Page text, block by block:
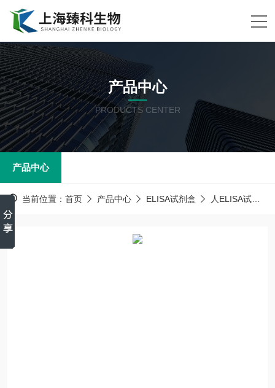
产品中心
PRODUCTS CENTER
产品中心
当前位置： 首页 产品中心 ELISA试剂盒 人ELISA试剂盒